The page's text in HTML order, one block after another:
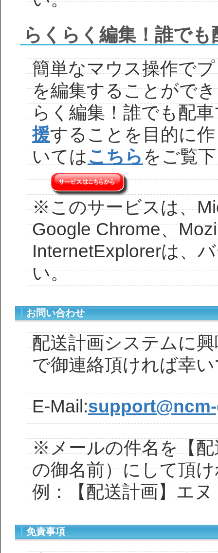
らくらく編集！誰でも
簡単なマウス操作で
を編集することがで
らく編集！誰でも配
援することを目的に
いてはこちらをご覧
※このサービスは、
Google Chrome、
InternetExplorerは、
い。
お問い合わせ
配送計画システムに
で御連絡頂ければ幸
E-Mail:
※メールの件名を【
の御名前）にして頂
例：【配送計画】エ
免責事項